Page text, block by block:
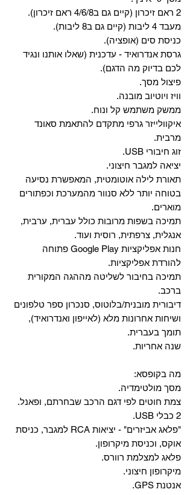
2 ראם זיכרון (קיים גם ב4/6/8 ראם זיכרון).
מעבד 4 ליבות (קיים גם ב8 ליבות).
כניסת סים (אופציה).
גרסת אנדרואיד - עדכנית (שאלו אותנו ונגיד
לכם בדיוק מה הדגם).
פיצול מסך.
וויז ויוטיוב מובנה.
ממשק משתמש קל ונוח.
איקוולייזר גרפי מתקדם להתאמת סאונד
מרבית.
זוג חיבורי USB.
יציאה למגבר חיצוני.
תאורת לילה אוטומטית, המאפשרת נסיעה
בטוחה יותר ללא סנוור מהמערכת וכפתורים
מוארים.
תמיכה בשפות מרובות כולל עברית, ערבית,
אנגלית, צרפתית, רוסית ועוד.
‏חנות אפליקציות Google Play פתוחה
להורדת אפליקציות.
‏תמיכה בחיבור לשליטה מההגה המקורית
ברכב.
‏דיבורית מובנית/בלוטוס, ‏סנכרון ספר טלפונים
ושיחות אחרונות מלא (לאייפון ואנדרואיד),
תומך בעברית.
שנה אחריות.
מה בקופסא:
מסך מולטימדיה.
צמת חוטים לפי דגם הרכב שבחרתם, ופאנל.
2 כבלי USB.
"פלאג אביזרים" - יציאות RCA למגבר, כניסת
אוקס, וכניסת מיקרופון.
פלאג למצלמת רוורס.
מיקרופון חיצוני.
אנטנת GPS.